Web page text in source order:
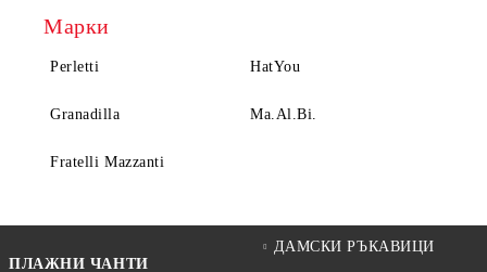
Марки
Perletti HatYou
Granadilla Ma.Al.Bi.
Fratelli Mazzanti
ПЛАЖНИ ЧАНТИ
ДАМСКИ РЪКАВИЦИ